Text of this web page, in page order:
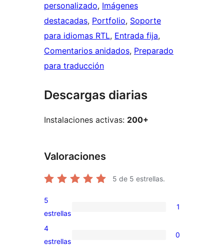
personalizado, Imágenes
destacadas, Portfolio, Soporte
para idiomas RTL, Entrada fija
Comentarios anidados, Preparado
para traducción
Descargas diarias
Instalaciones activas: 200+
Valoraciones
5 de 5 estrellas.
1
valoración
de
5
estrellas
1
0
4
estrellas
0